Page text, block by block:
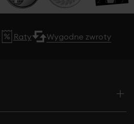
Raty Wygodne zwroty